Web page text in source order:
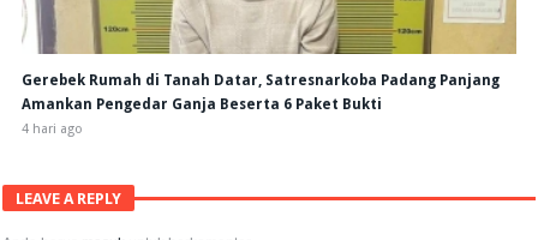
Gerebek Rumah di Tanah Datar, Satresnarkoba Padang Panjang
Amankan Pengedar Ganja Beserta 6 Paket Bukti
4 hari ago
LEAVE A REPLY